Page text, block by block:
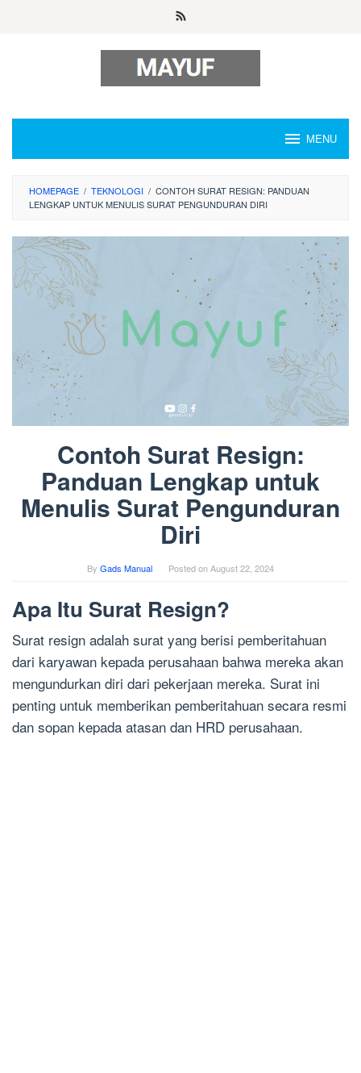
MENU
HOMEPAGE / TEKNOLOGI / CONTOH SURAT RESIGN: PANDUAN
LENGKAP UNTUK MENULIS SURAT PENGUNDURAN DIRI
Contoh Surat Resign:
Panduan Lengkap untuk
Menulis Surat Pengunduran
Diri
By Gads Manual Posted onAugust 22, 2024
Apa Itu Surat Resign?
Surat resign adalah surat yang berisi pemberitahuan
dari karyawan kepada perusahaan bahwa mereka akan
mengundurkan diri dari pekerjaan mereka. Surat ini
penting untuk memberikan pemberitahuan secara resmi
dan sopan kepada atasan dan HRD perusahaan.